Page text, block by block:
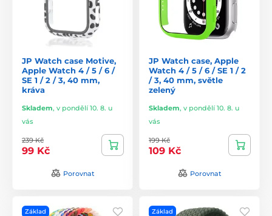
JP Watch case Motive,
Apple Watch 4 / 5 / 6 /
SE 1 / 2 / 3, 40 mm,
kráva
Skladem, v pondělí 10. 8. u
vás
239 Kč
99 Kč
Porovnat
JP Watch case, Apple
Watch 4 / 5 / 6 / SE 1 / 2
/ 3, 40 mm, světle
zelený
Skladem, v pondělí 10. 8. u
vás
199 Kč
109 Kč
Porovnat
Základ Základ